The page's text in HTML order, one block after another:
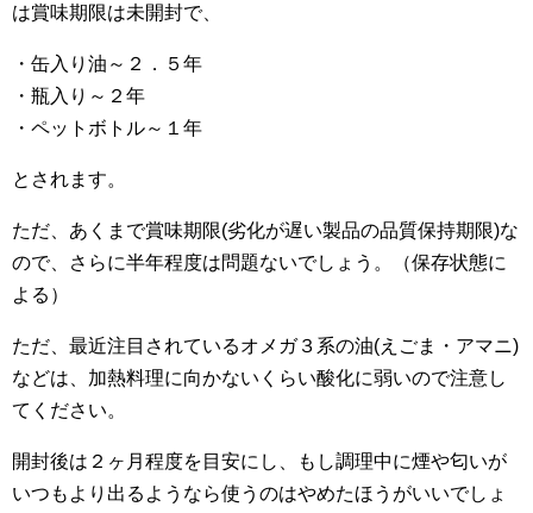
は賞味期限は未開封で、
・缶入り油～２．５年
・瓶入り～２年
・ペットボトル～１年
とされます。
ただ、あくまで賞味期限(劣化が遅い製品の品質保持期限)な
ので、さらに半年程度は問題ないでしょう。（保存状態に
よる）
ただ、最近注目されているオメガ３系の油(えごま・アマニ)
などは、加熱料理に向かないくらい酸化に弱いので注意し
てください。
開封後は２ヶ月程度を目安にし、もし調理中に煙や匂いが
いつもより出るようなら使うのはやめたほうがいいでしょ